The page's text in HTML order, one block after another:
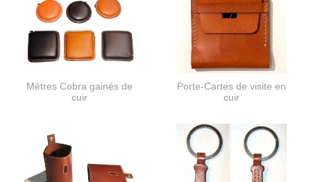
Mètres Cobra gainés de
cuir
Porte-Cartes de visite en
cuir